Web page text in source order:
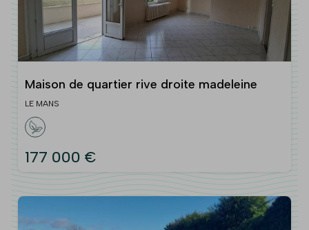
Maison de quartier rive droite madeleine
LE MANS
177 000 €